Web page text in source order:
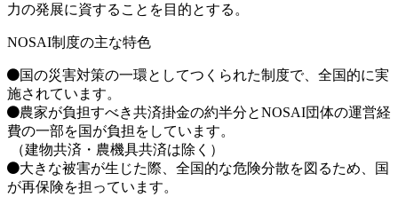
力の発展に資することを目的とする。
NOSAI制度の主な特色
国の災害対策の一環としてつくられた制度で、全国的に実
施されています。
農家が負担すべき共済掛金の約半分とNOSAI団体の運営経
費の一部を国が負担をしています。
（建物共済・農機具共済は除く）
大きな被害が生じた際、全国的な危険分散を図るため、国
が再保険を担っています。